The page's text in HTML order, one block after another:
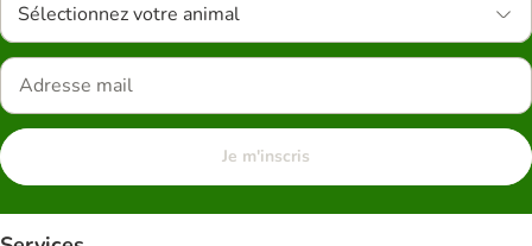
Sélectionnez votre animal
Je m'inscris